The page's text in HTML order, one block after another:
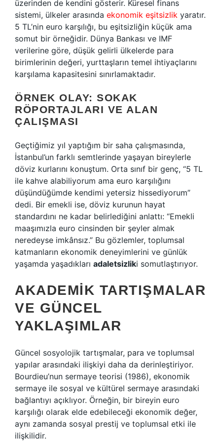
üzerinden de kendini gösterir. Küresel finans
sistemi, ülkeler arasında ekonomik eşitsizlik yaratır.
5 TL’nin euro karşılığı, bu eşitsizliğin küçük ama
somut bir örneğidir. Dünya Bankası ve IMF
verilerine göre, düşük gelirli ülkelerde para
birimlerinin değeri, yurttaşların temel ihtiyaçlarını
karşılama kapasitesini sınırlamaktadır.
ÖRNEK OLAY: SOKAK
RÖPORTAJLARI VE ALAN
ÇALIŞMASI
Geçtiğimiz yıl yaptığım bir saha çalışmasında,
İstanbul’un farklı semtlerinde yaşayan bireylerle
döviz kurlarını konuştum. Orta sınıf bir genç, “5 TL
ile kahve alabiliyorum ama euro karşılığını
düşündüğümde kendimi yetersiz hissediyorum”
dedi. Bir emekli ise, döviz kurunun hayat
standardını ne kadar belirlediğini anlattı: “Emekli
maaşımızla euro cinsinden bir şeyler almak
neredeyse imkânsız.” Bu gözlemler, toplumsal
katmanların ekonomik deneyimlerini ve günlük
yaşamda yaşadıkları adaletsizliki somutlaştırıyor.
AKADEMIK TARTIŞMALAR
VE GÜNCEL
YAKLAŞIMLAR
Güncel sosyolojik tartışmalar, para ve toplumsal
yapılar arasındaki ilişkiyi daha da derinleştiriyor.
Bourdieu’nun sermaye teorisi (1986), ekonomik
sermaye ile sosyal ve kültürel sermaye arasındaki
bağlantıyı açıklıyor. Örneğin, bir bireyin euro
karşılığı olarak elde edebileceği ekonomik değer,
aynı zamanda sosyal prestij ve toplumsal etki ile
ilişkilidir.